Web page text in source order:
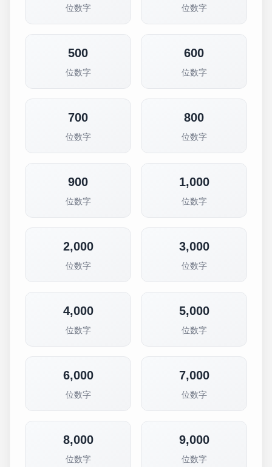
位数字 位数字
500
位数字
600
位数字
700
位数字
800
位数字
900
位数字
1,000
位数字
2,000
位数字
3,000
位数字
4,000
位数字
5,000
位数字
6,000
位数字
7,000
位数字
8,000
位数字
9,000
位数字